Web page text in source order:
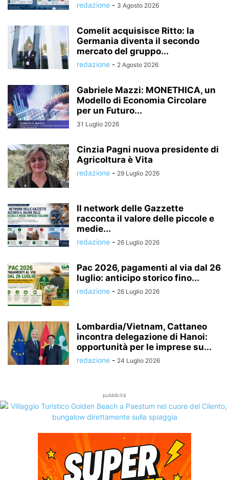
redazione - 3 Agosto 2026
Comelit acquisisce Ritto: la
Germania diventa il secondo
mercato del gruppo...
redazione - 2 Agosto 2026
Gabriele Mazzi: MONETHICA, un
Modello di Economia Circolare
per un Futuro...
31 Luglio 2026
Cinzia Pagni nuova presidente di
Agricoltura è Vita
redazione - 29 Luglio 2026
Il network delle Gazzette
racconta il valore delle piccole e
medie...
redazione - 26 Luglio 2026
Pac 2026, pagamenti al via dal 26
luglio: anticipo storico fino...
redazione - 26 Luglio 2026
Lombardia/Vietnam, Cattaneo
incontra delegazione di Hanoi:
opportunità per le imprese su...
redazione - 24 Luglio 2026
pubblicità